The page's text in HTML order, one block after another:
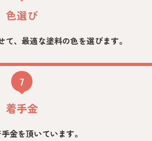
色選び
、最適な塗料の色を選びます。
7
着手金
金を頂いています。